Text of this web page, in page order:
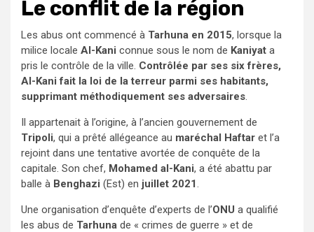
Le conflit de la région
Les abus ont commencé à Tarhuna en 2015, lorsque la
milice locale Al-Kani connue sous le nom de Kaniyat a
pris le contrôle de la ville. Contrôlée par ses six frères,
Al-Kani fait la loi de la terreur parmi ses habitants,
supprimant méthodiquement ses adversaires.
Il appartenait à l’origine, à l’ancien gouvernement de
Tripoli, qui a prêté allégeance au maréchal Haftar et l’a
rejoint dans une tentative avortée de conquête de la
capitale. Son chef, Mohamed al-Kani, a été abattu par
balle à Benghazi (Est) en juillet 2021.
Une organisation d’enquête d’experts de l’ONU a qualifié
les abus de Tarhuna de « crimes de guerre » et de